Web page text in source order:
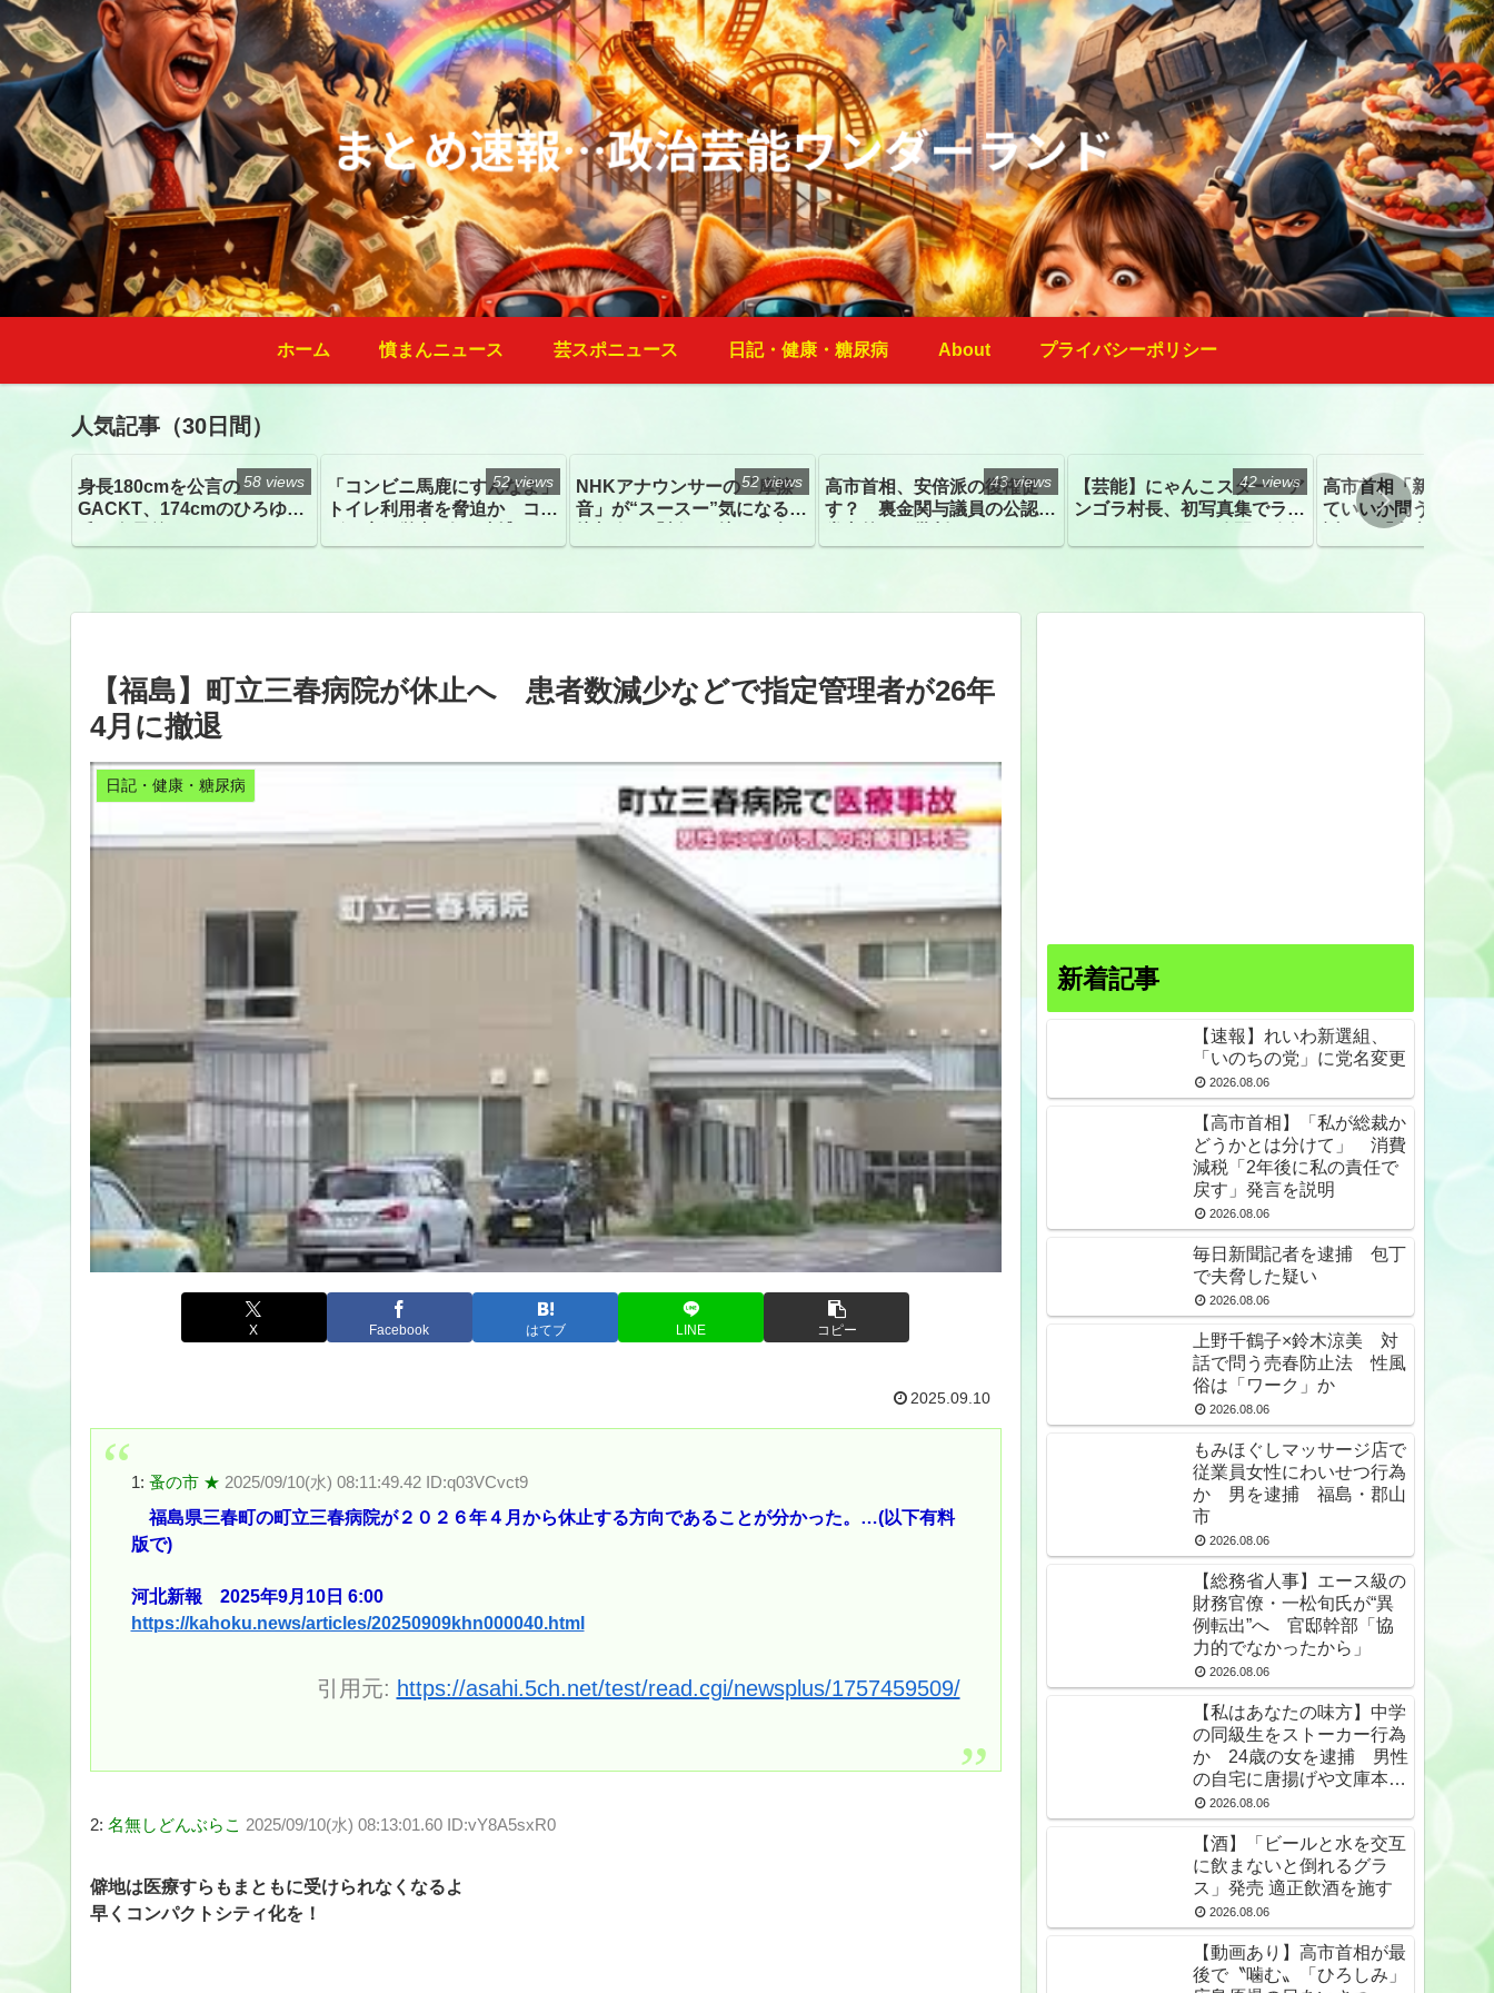
ホーム 憤まんニュース 芸スポニュース 日記・健康・糖尿病 About プライバシーポリシー
人気記事（30日間）
身長180cmを公言の
GACKT、174cmのひろゆき
トざわつき イベントでの写
58 views
「コンビニ馬鹿にすんなよ」
トイレ利用者を脅迫か コン
52 views
NHKアナウンサーの「摩擦
音」が“スースー”気になる指
聴こえる。聴きづらい」
52 views
高市首相、安倍派の復権促
す？ 裏金関与議員の公認、
43 views
【芸能】にゃんこスター・ア
ンゴラ村長、初写真集でラン
はデジタル写真集が異例の大
42 views
高市首相「新たな国
ていいか問う」 受
訴え！「高市自民に
【福島】町立三春病院が休止へ 患者数減少などで指定管理者が26年
4月に撤退
日記・健康・糖尿病
X Facebook はてブ LINE コピー
2025.09.10
1: 蚤の市 ★ 2025/09/10(水) 08:11:49.42 ID:q03VCvct9
福島県三春町の町立三春病院が２０２６年４月から休止する方向であることが分かった。…(以下有料
版で)
河北新報 2025年9月10日 6:00
https://kahoku.news/articles/20250909khn000040.html
引用元: https://asahi.5ch.net/test/read.cgi/newsplus/1757459509/
2: 名無しどんぶらこ 2025/09/10(水) 08:13:01.60 ID:vY8A5sxR0
僻地は医療すらもまともに受けられなくなるよ
早くコンパクトシティ化を！
新着記事
【速報】れいわ新選組、
「いのちの党」に党名変更
2026.08.06
【高市首相】「私が総裁か
どうかとは分けて」 消費
減税「2年後に私の責任で
戻す」発言を説明
2026.08.06
毎日新聞記者を逮捕 包丁
で夫脅した疑い
2026.08.06
上野千鶴子×鈴木涼美 対
話で問う売春防止法 性風
俗は「ワーク」か
2026.08.06
もみほぐしマッサージ店で
従業員女性にわいせつ行為
か 男を逮捕 福島・郡山
市
2026.08.06
【総務省人事】エース級の
財務官僚・一松旬氏が“異
例転出”へ 官邸幹部「協
力的でなかったから」
2026.08.06
【私はあなたの味方】中学
の同級生をストーカー行為
か 24歳の女を逮捕 男性
の自宅に唐揚げや文庫本な
ど繰り返し届ける / 兵庫県
★2
2026.08.06
【酒】「ビールと水を交互
に飲まないと倒れるグラ
ス」発売 適正飲酒を施す
2026.08.06
【動画あり】高市首相が最
後で〝噛む〟「ひろしみ」